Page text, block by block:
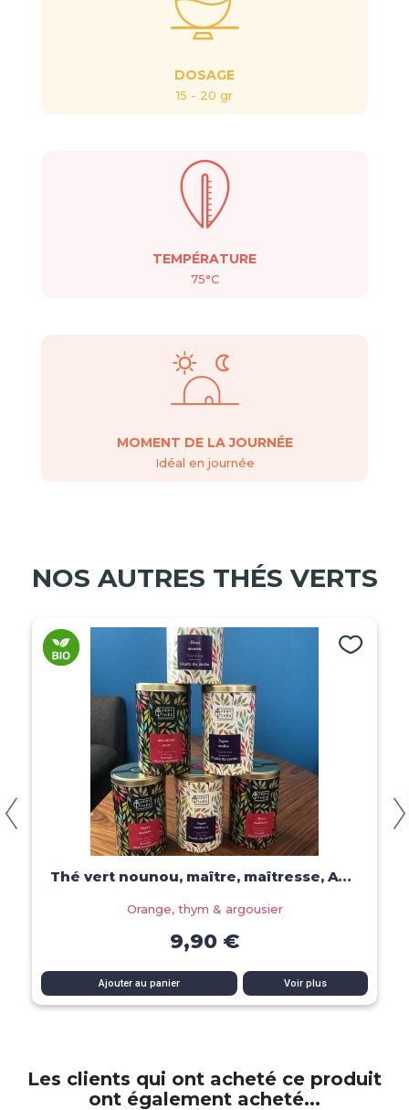
DOSAGE
15 - 20 gr
TEMPÉRATURE
75°C
MOMENT DE LA JOURNÉE
Idéal en journée
NOS AUTRES THÉS VERTS
Aperçu rapide Thé vert nounou, maître, maîtresse, ATSEM
Orange, thym & argousier
9,90 €
Ajouter au panier Voir plus
Les clients qui ont acheté ce produit
ont également acheté...